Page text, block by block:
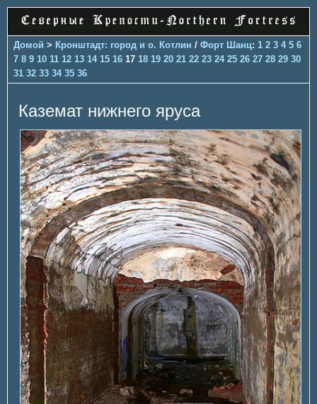
Домой > Кронштадт: город и о. Котлин / Форт Шанц: 1 2 3 4 5 6
7 8 9 10 11 12 13 14 15 16 17 18 19 20 21 22 23 24 25 26 27 28 29 30
31 32 33 34 35 36
Каземат нижнего яруса